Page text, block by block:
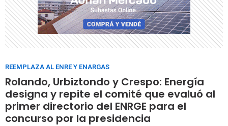
REEMPLAZA AL ENRE Y ENARGAS
Rolando, Urbiztondo y Crespo: Energía
designa y repite el comité que evaluó al
primer directorio del ENRGE para el
concurso por la presidencia